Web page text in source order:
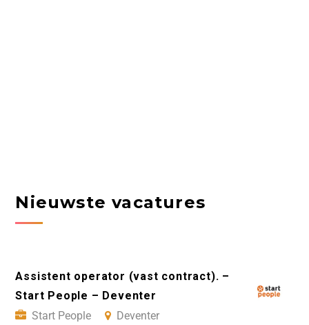
Nieuwste vacatures
Assistent operator (vast contract). –
Start People – Deventer
Start People
Deventer